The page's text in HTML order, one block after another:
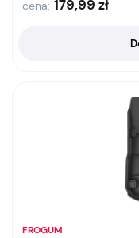
cena: 179,99 zł
FROGUM